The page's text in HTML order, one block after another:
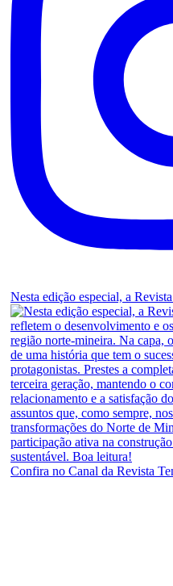
Nesta edição especial, a
Confira no Canal da Revista